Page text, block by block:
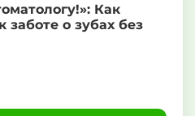
Как
заботе о зубах без